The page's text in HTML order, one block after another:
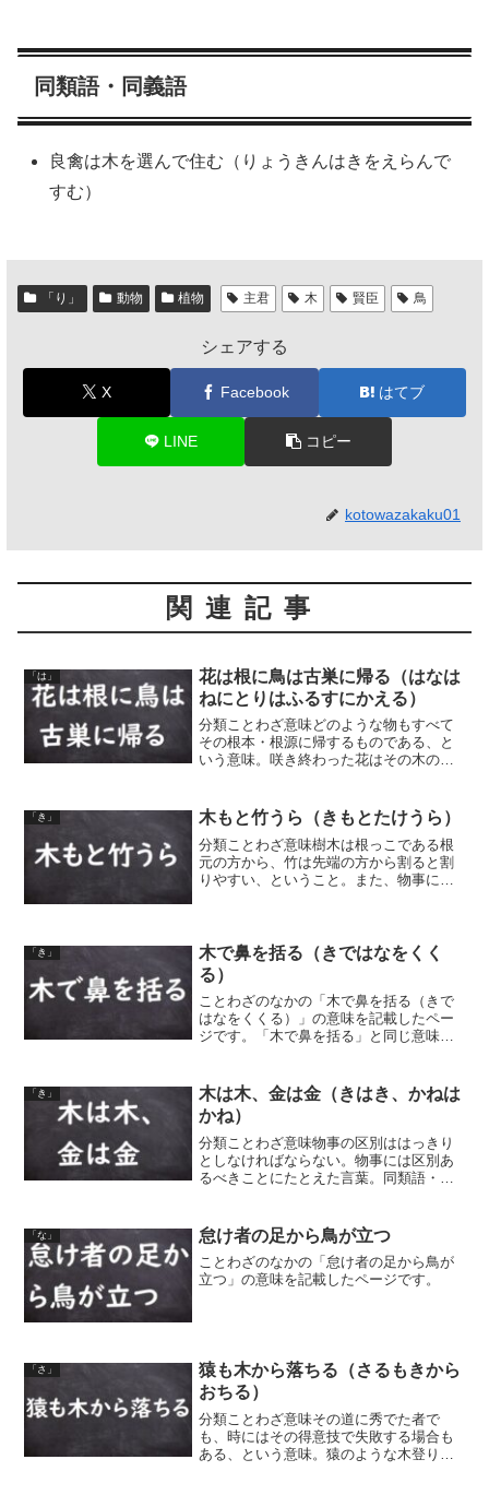
同類語・同義語
良禽は木を選んで住む（りょうきんはきをえらんで
すむ）
「り」 動物 植物 主君 木 賢臣 鳥
シェアする
X Facebook はてブ
LINE コピー
kotowazakaku01
関連記事
「は」
花は根に鳥は古巣に帰る（はなは
ねにとりはふるすにかえる）
分類ことわざ意味どのような物もすべて
その根本・根源に帰するものである、と
いう意味。咲き終わった花はその木の根
る、ということから。同類語・同義語 花
は根に鳥は古巣に 花は根...
「き」 木もと竹うら（きもとたけうら）
分類ことわざ意味樹木は根っこである根
元の方から、竹は先端の方から割ると割
りやすい、ということ。また、物事には
「き」
木で鼻を括る（きではなをくく
る）
ことわざのなかの「木で鼻を括る（きで
はなをくくる）」の意味を記載したペー
ジです。「木で鼻を括る」と同じ意味の
「き」
木は木、金は金（きはき、かねは
かね）
分類ことわざ意味物事の区別ははっきり
としなければならない。物事には区別あ
るべきことにたとえた言葉。同類語・同
「な」 怠け者の足から鳥が立つ
ことわざのなかの「怠け者の足から鳥が
立つ」の意味を記載したページです。
「さ」
猿も木から落ちる（さるもきから
おちる）
分類ことわざ意味その道に秀でた者で
も、時にはその得意技で失敗する場合も
ある、という意味。猿のような木登りが